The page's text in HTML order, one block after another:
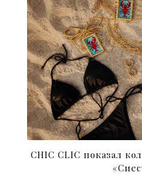
CHIC CLIC показал